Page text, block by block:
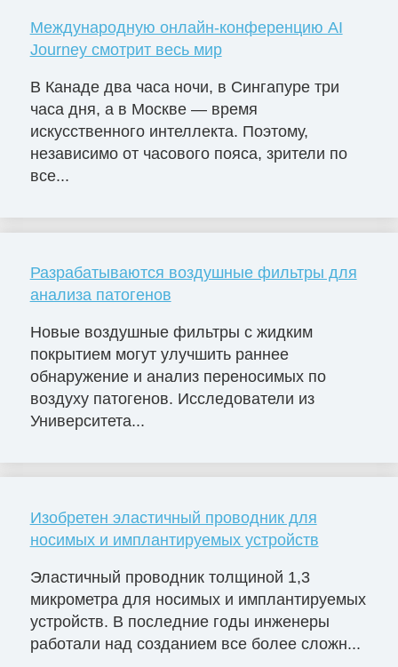
Международную онлайн-конференцию AI
Journey смотрит весь мир
В Канаде два часа ночи, в Сингапуре три
часа дня, а в Москве — время
искусственного интеллекта. Поэтому,
независимо от часового пояса, зрители по
все...
Разрабатываются воздушные фильтры для
анализа патогенов
Новые воздушные фильтры с жидким
покрытием могут улучшить раннее
обнаружение и анализ переносимых по
воздуху патогенов. Исследователи из
Университета...
Изобретен эластичный проводник для
носимых и имплантируемых устройств
Эластичный проводник толщиной 1,3
микрометра для носимых и имплантируемых
устройств. В последние годы инженеры
работали над созданием все более сложн...